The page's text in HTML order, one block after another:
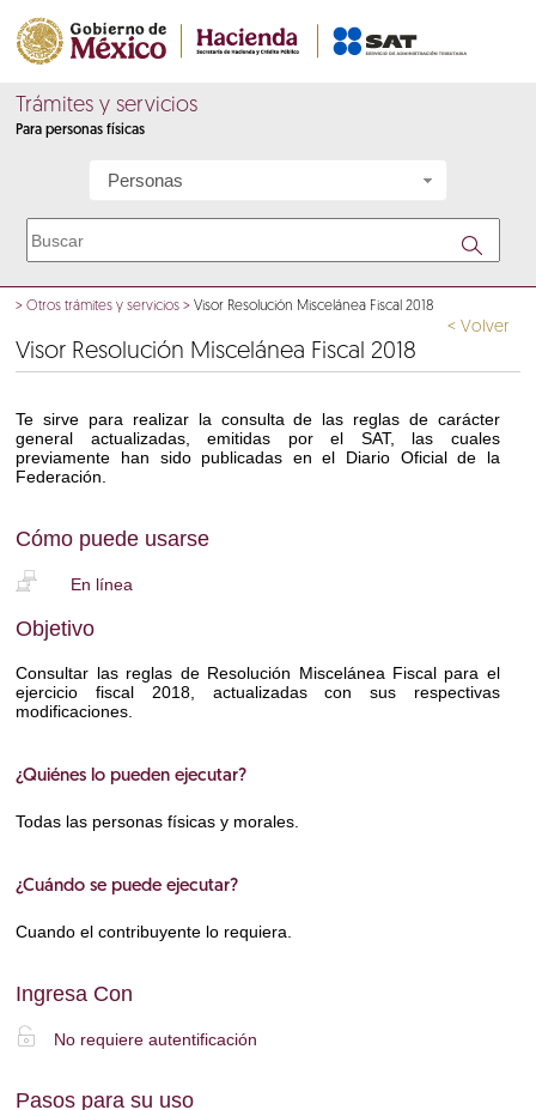
Trámites y servicios
Para personas físicas
Personas
> Otros trámites y servicios > Visor Resolución Miscelánea Fiscal 2018
Visor Resolución Miscelánea Fiscal 2018
< Volver
Te sirve para realizar la consulta de las reglas de carácter
general actualizadas, emitidas por el SAT, las cuales
previamente han sido publicadas en el Diario Oficial de la
Federación.
Cómo puede usarse
b En línea
Objetivo
Consultar las reglas de Resolución Miscelánea Fiscal para el
ejercicio fiscal 2018, actualizadas con sus respectivas
modificaciones.
¿Quiénes lo pueden ejecutar?
Todas las personas físicas y morales.
¿Cuándo se puede ejecutar?
Cuando el contribuyente lo requiera.
Ingresa Con
X No requiere autentificación
Pasos para su uso